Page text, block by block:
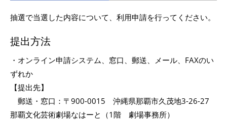
抽選で当選した内容について、利用申請を行ってください。
提出方法
・オンライン申請システム、窓口、郵送、メール、FAXのい
ずれか
【提出先】
郵送・窓口：〒900-0015 沖縄県那覇市久茂地3-26-27
那覇文化芸術劇場なはーと（1階 劇場事務所）